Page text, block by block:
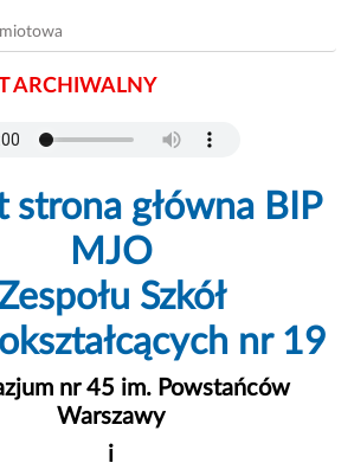
ARCHIWALNY
strona główna BIP
MJO
Szkół
nr 19
nr 45 im. Powstańców
Warszawy
i